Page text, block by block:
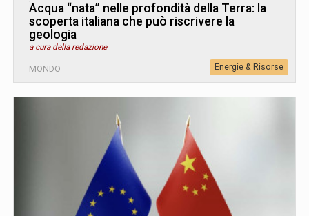
Acqua “nata” nelle profondità della Terra: la
scoperta italiana che può riscrivere la
geologia
a cura della redazione
MONDO Energie & Risorse